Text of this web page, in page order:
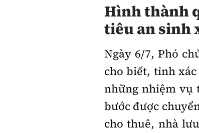
Hình thành
tiêu an sinh
Ngày 6/7, Phó
cho biết, tỉnh
những nhiệm vụ
bước được
cho thuê, nhà